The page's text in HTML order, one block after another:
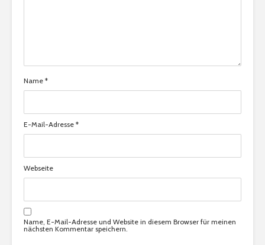
Name *
E-Mail-Adresse *
Webseite
Name, E-Mail-Adresse und Website in diesem Browser für meinen
nächsten Kommentar speichern.